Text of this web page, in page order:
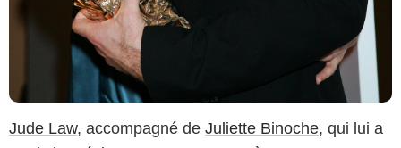
Jude Law, accompagné de Juliette Binoche, qui lui a